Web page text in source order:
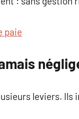
paie
leviers.